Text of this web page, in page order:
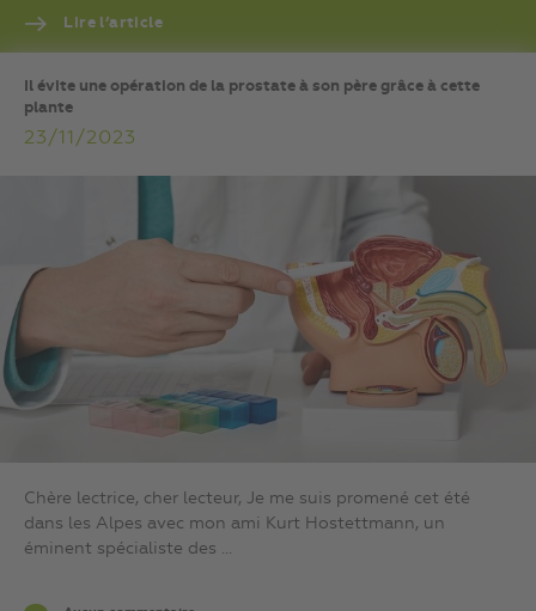
Lire l’article
Il évite une opération de la prostate à son père grâce à cette
plante
23/11/2023
Chère lectrice, cher lecteur, Je me suis promené cet été
dans les Alpes avec mon ami Kurt Hostettmann, un
éminent spécialiste des ...